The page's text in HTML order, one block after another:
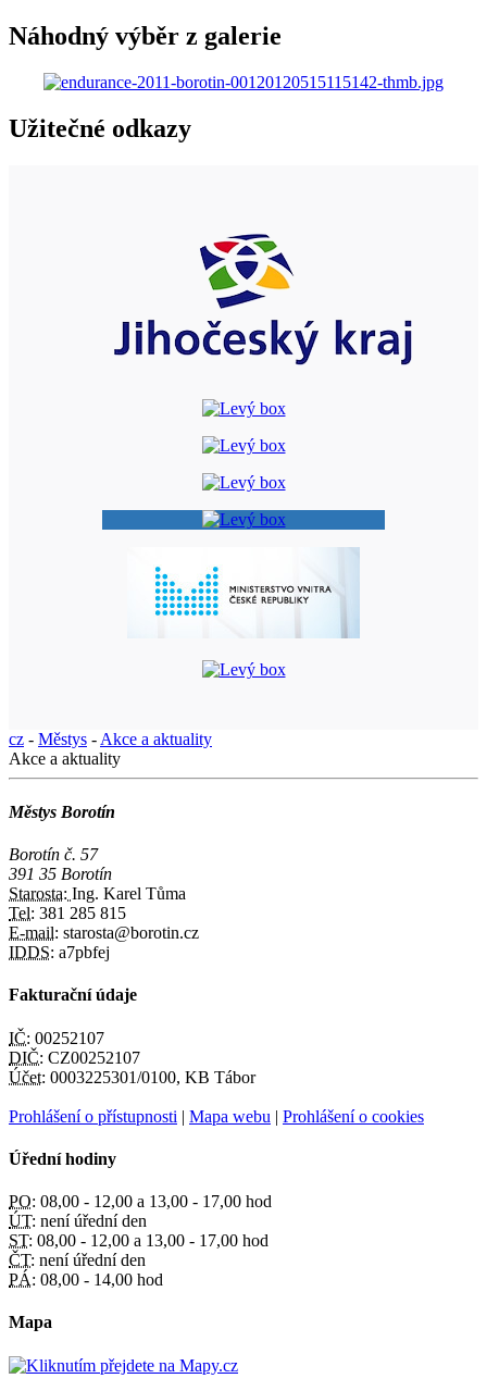
Náhodný výběr z galerie
Užitečné odkazy
cz - Městys - Akce a aktuality
Akce a aktuality
Městys Borotín
Borotín č. 57
391 35 Borotín
Starosta: Ing. Karel Tůma
Tel: 381 285 815
E-mail: starosta@borotin.cz
IDDS: a7pbfej
Fakturační údaje
IČ: 00252107
DIČ: CZ00252107
Účet: 0003225301/0100, KB Tábor
Prohlášení o přístupnosti | Mapa webu | Prohlášení o cookies
Úřední hodiny
PO: 08,00 - 12,00 a 13,00 - 17,00 hod
ÚT: není úřední den
ST: 08,00 - 12,00 a 13,00 - 17,00 hod
ČT: není úřední den
PÁ: 08,00 - 14,00 hod
Mapa